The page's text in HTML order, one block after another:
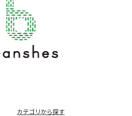
カテゴリから探す